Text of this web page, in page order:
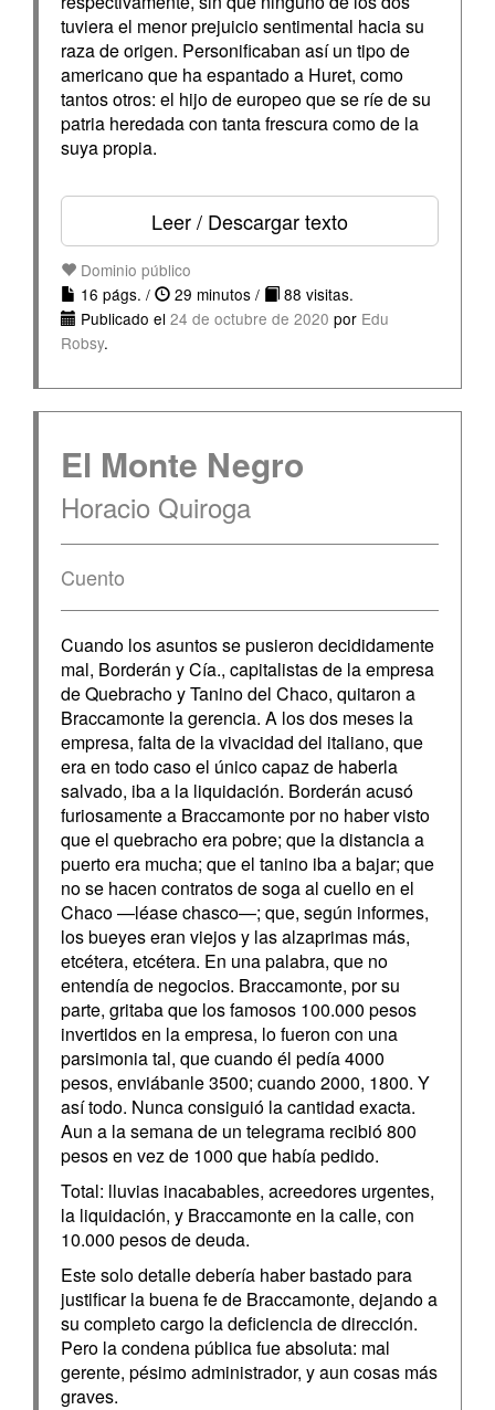
tuviera el menor prejuicio sentimental hacia su
raza de origen. Personificaban así un tipo de
americano que ha espantado a Huret, como
tantos otros: el hijo de europeo que se ríe de su
patria heredada con tanta frescura como de la
suya propia.
Leer / Descargar texto
Dominio público
16 págs. /
29 minutos /
88 visitas.
Publicado el 24 de octubre de 2020 por Edu
Robsy.
El Monte Negro
Horacio Quiroga
Cuento
Cuando los asuntos se pusieron decididamente
mal, Borderán y Cía., capitalistas de la empresa
de Quebracho y Tanino del Chaco, quitaron a
Braccamonte la gerencia. A los dos meses la
empresa, falta de la vivacidad del italiano, que
era en todo caso el único capaz de haberla
salvado, iba a la liquidación. Borderán acusó
furiosamente a Braccamonte por no haber visto
que el quebracho era pobre; que la distancia a
puerto era mucha; que el tanino iba a bajar; que
no se hacen contratos de soga al cuello en el
Chaco —léase chasco—; que, según informes,
los bueyes eran viejos y las alzaprimas más,
etcétera, etcétera. En una palabra, que no
entendía de negocios. Braccamonte, por su
parte, gritaba que los famosos 100.000 pesos
invertidos en la empresa, lo fueron con una
parsimonia tal, que cuando él pedía 4000
pesos, enviábanle 3500; cuando 2000, 1800. Y
así todo. Nunca consiguió la cantidad exacta.
Aun a la semana de un telegrama recibió 800
pesos en vez de 1000 que había pedido.
Total: lluvias inacabables, acreedores urgentes,
la liquidación, y Braccamonte en la calle, con
10.000 pesos de deuda.
Este solo detalle debería haber bastado para
justificar la buena fe de Braccamonte, dejando a
su completo cargo la deficiencia de dirección.
Pero la condena pública fue absoluta: mal
gerente, pésimo administrador, y aun cosas más
graves.